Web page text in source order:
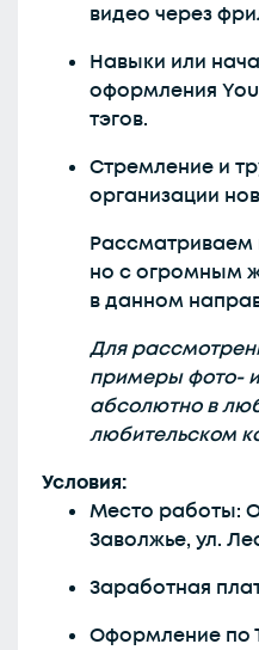
видео через
Навыки или
оформления
тэгов.
Стремление и
организации
Рассматриваем
но с огромным
в данном
Для
примеры фото-
абсолютно в
любительском
Условия:
Место работы:
Заволжье, ул.
Заработная
Оформление по